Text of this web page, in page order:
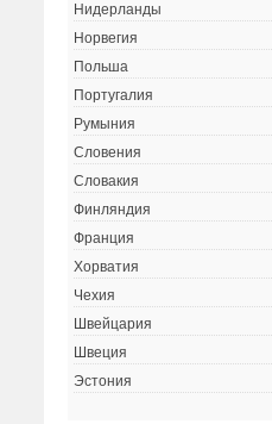
Нидерланды
Норвегия
Польша
Португалия
Румыния
Словения
Словакия
Финляндия
Франция
Хорватия
Чехия
Швейцария
Швеция
Эстония